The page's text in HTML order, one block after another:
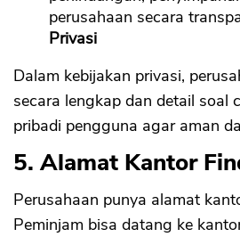
perusahaan secara
Privasi
Dalam kebijakan privasi,
secara lengkap dan detail soal
pribadi pengguna agar aman
5. Alamat Kantor
Perusahaan punya alamat
Peminjam bisa datang ke